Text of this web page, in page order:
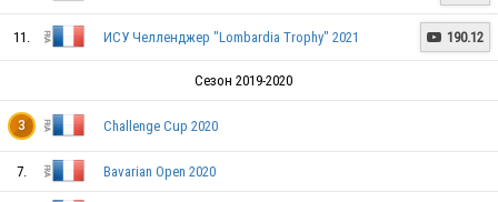
11. ИСУ Челленджер "Lombardia Trophy" 2021  190.12
Сезон 2019-2020
3 Challenge Cup 2020
7. Bavarian Open 2020